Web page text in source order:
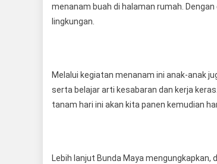
menanam buah di halaman rumah.
lingkungan.
Melalui kegiatan menanam ini anak-anak
serta belajar arti kesabaran dan kerja
tanam hari ini akan kita panen kemudian
Lebih lanjut Bunda Maya mengungkapkan,